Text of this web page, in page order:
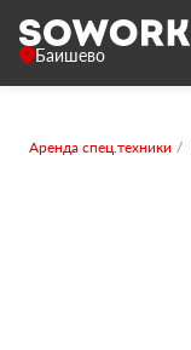
Баишево
Аренда спец.техники